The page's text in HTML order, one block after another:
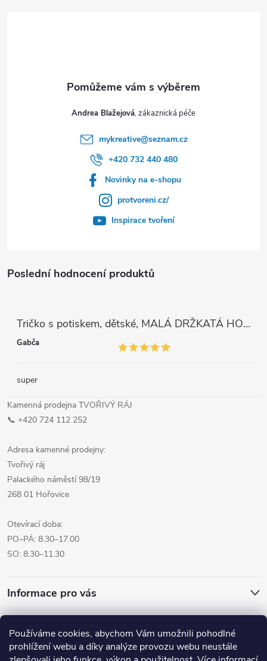
Používáme cookies, abychom Vám umožnili pohodlné
prohlížení webu a díky analýze provozu webu neustále
Poslední hodnocení produktů
Tričko s potiskem, dětské, MALÁ DRŽKATÁ HOLKA, 1 ks
Gabča
super
Kamenná prodejna TVOŘIVÝ RÁJ
📞 +420 724 112 252
Adresa kamenné prodejny:
Tvořivý ráj
Palackého náměstí 98/19
268 01 Hořovice
Otevírací doba:
PO–PÁ: 8.30–17.00
SO: 8.30–11.30
Informace pro vás
Andrea Blažejová
mykreative@seznam.cz
+420 732 440 480
Novinky na e-shopu
protvoreni.cz/
Inspirace tvoření
Přijímáme online platby